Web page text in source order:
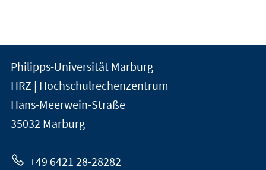
Kontakt
und
Informationen
zur
Website
der
Universität
Marburg
Philipps-Universität Marburg
HRZ | Hochschulrechenzentrum
Hans-Meerwein-Straße
35032 Marburg
+49 6421 28-28282